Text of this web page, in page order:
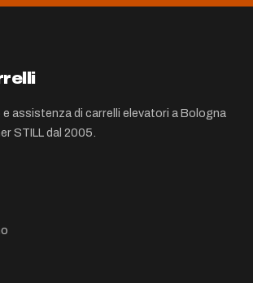
assistenza di carrelli elevatori a Bologna
STILL dal 2005.